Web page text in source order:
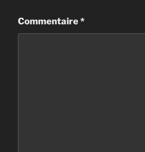
Commentaire*